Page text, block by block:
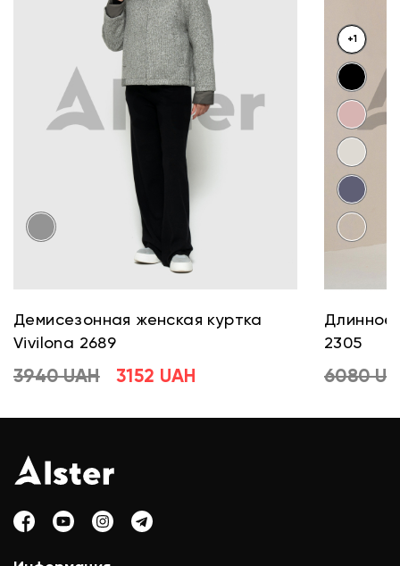
Демисезонная женская куртка
Vivilona 2689
3940 UAH 3152 UAH
+1
Длинное
2305
6080